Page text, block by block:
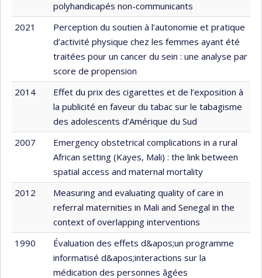
polyhandicapés non-communicants
2021
Perception du soutien à l’autonomie et pratique
d’activité physique chez les femmes ayant été
traitées pour un cancer du sein : une analyse par
score de propension
2014
Effet du prix des cigarettes et de l’exposition à
la publicité en faveur du tabac sur le tabagisme
des adolescents d’Amérique du Sud
2007
Emergency obstetrical complications in a rural
African setting (Kayes, Mali) : the link between
spatial access and maternal mortality
2012
Measuring and evaluating quality of care in
referral maternities in Mali and Senegal in the
context of overlapping interventions
1990
Évaluation des effets d&apos;un programme
informatisé d&apos;interactions sur la
médication des personnes âgées